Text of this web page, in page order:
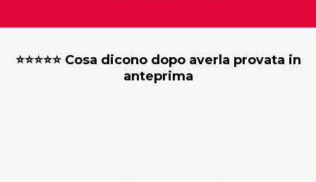
⭐️⭐️⭐️⭐️⭐️ Cosa dicono dopo averla provata in
anteprima